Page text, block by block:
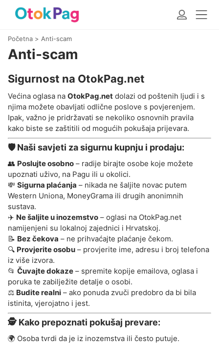
Početna > Anti-scam
Anti-scam
Sigurnost na OtokPag.net
Većina oglasa na OtokPag.net dolazi od poštenih ljudi i s
njima možete obavljati odlične poslove s povjerenjem.
Ipak, važno je pridržavati se nekoliko osnovnih pravila
kako biste se zaštitili od mogućih pokušaja prijevara.
🛡️ Naši savjeti za sigurnu kupnju i prodaju:
👥 Poslujte osobno – radije birajte osobe koje možete
upoznati uživo, na Pagu ili u okolici.
💸 Sigurna plaćanja – nikada ne šaljite novac putem
Western Uniona, MoneyGrama ili drugih anonimnih
sustava.
✈️ Ne šaljite u inozemstvo – oglasi na OtokPag.net
namijenjeni su lokalnoj zajednici i Hrvatskoj.
📝 Bez čekova – ne prihvaćajte plaćanje čekom.
🔍 Provjerite osobu – provjerite ime, adresu i broj telefona
iz više izvora.
📂 Čuvajte dokaze – spremite kopije emailova, oglasa i
poruka te zabilježite detalje o osobi.
⚖️ Budite realni – ako ponuda zvuči predobro da bi bila
istinita, vjerojatno i jest.
🕵️ Kako prepoznati pokušaj prevare:
🌍 Osoba tvrdi da je iz inozemstva ili često putuje.